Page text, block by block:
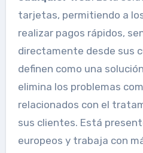
tarjetas, permitiendo a
realizar pagos rápidos,
directamente desde sus
definen como una
elimina los problemas
relacionados con el
sus clientes. Está
europeos y trabaja con